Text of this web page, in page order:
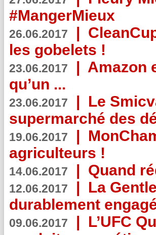
#MangerMieux
26.06.2017 |
les gobelets !
23.06.2017 | Amazon
qu’un ...
23.06.2017 | Le
supermarché des
19.06.2017 |
agriculteurs !
14.06.2017 | Quand
12.06.2017 | La
durablement
09.06.2017 | L’UFC